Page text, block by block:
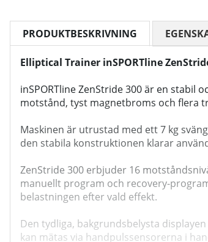
PRODUKTBESKRIVNING
Elliptical Trainer inSPORTline
inSPORTline ZenStride 300 är en
motstånd, tyst magnetbroms och flera
Maskinen är utrustad med ett 7 kg
den stabila konstruktionen klarar
ZenStride 300 erbjuder 16
manuellt program och recovery-
belastningen efter vald effekt.
Den tydliga, bakgrundsbelysta
kan mätas via handpulssensorerna i